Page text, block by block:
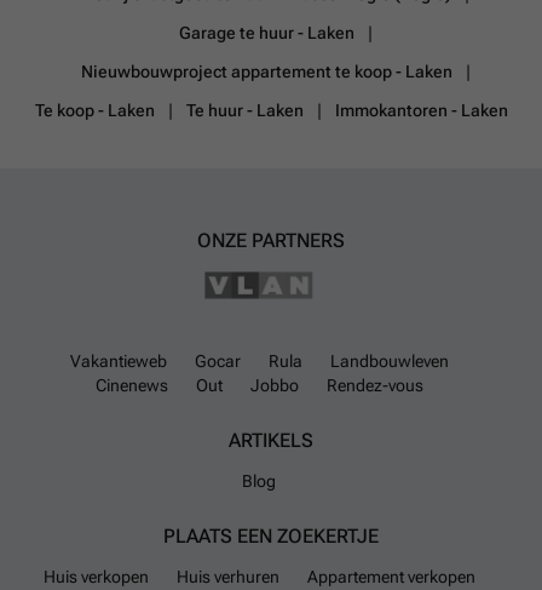
Garage te huur - Laken
Nieuwbouwproject appartement te koop - Laken
Te koop - Laken
Te huur - Laken Immokantoren - Laken
ONZE PARTNERS
Vakantieweb Gocar Rula
Landbouwleven
Cinenews
Out Jobbo Rendez-vous
ARTIKELS
Blog
PLAATS EEN ZOEKERTJE
Huis verkopen Huis verhuren
Appartement verkopen